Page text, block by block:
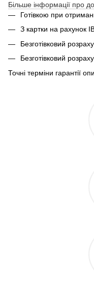
Більше інформації про
Готівкою при
З картки на рахунок
Безготівковий
Безготівковий
Точні терміни гарантії